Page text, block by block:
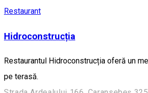
Restaurant
Hidroconstrucția
Restaurantul Hidroconstrucția oferă un
pe terasă.